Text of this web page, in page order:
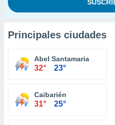
Principales ciudades
Abel Santamaria
32° 23°
Caibarién
31° 25°